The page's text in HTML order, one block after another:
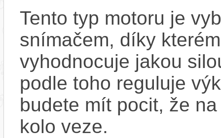
Tento typ motoru je
snímačem, díky
vyhodnocuje jakou
podle toho reguluje
budete mít pocit, že
kolo veze.